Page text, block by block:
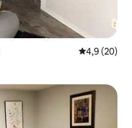
4,9 de uma
4,9 (20)